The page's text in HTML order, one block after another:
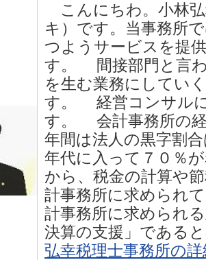
こんにちわ。小林
キ）です。当事務所
つようサービスを提
す。 間接部門と言
を生む業務にしてい
す。 経営コンサル
す。 会計事務所の
年間は法人の黒字割
年代に入って７０％
から、税金の計算や
計事務所に求められ
計事務所に求められ
決算の支援」である
弘幸税理士事務所の詳